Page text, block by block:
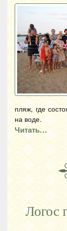
пляж, где
на воде.
Читать…
Логос